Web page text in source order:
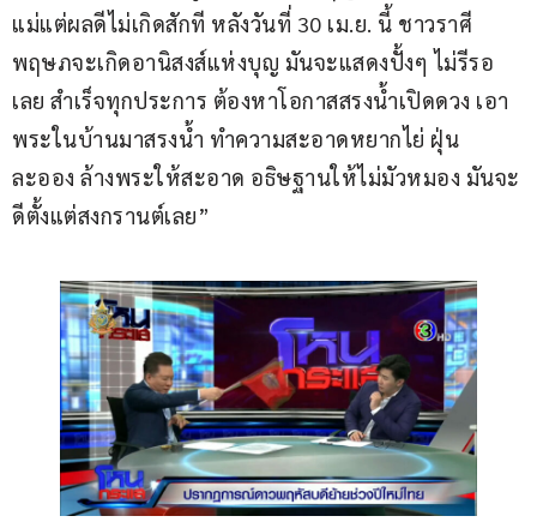
แม่แต่ผลดีไม่เกิดสักที หลังวันที่ 30 เม.ย. นี้ ชาวราศี
พฤษภจะเกิดอานิสงส์แห่งบุญ มันจะแสดงปั้งๆ ไม่รีรอ
เลย สำเร็จทุกประการ ต้องหาโอกาสสรงน้ำเปิดดวง เอา
พระในบ้านมาสรงน้ำ ทำความสะอาดหยากไย่ ฝุ่น
ละออง ล้างพระให้สะอาด อธิษฐานให้ไม่มัวหมอง มันจะ
ดีตั้งแต่สงกรานต์เลย”